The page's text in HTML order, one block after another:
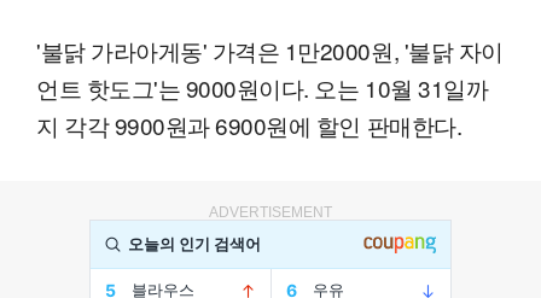
'불닭 가라아게동' 가격은 1만2000원, '불닭 자이
언트 핫도그'는 9000원이다. 오는 10월 31일까
지 각각 9900원과 6900원에 할인 판매한다.
ADVERTISEMENT